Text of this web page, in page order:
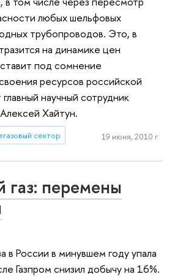
любых шельфовых
трубопроводов. Это, в
на динамике цен
под сомнение
ресурсов российской
научный сотрудник
Хайтун.
сектор 19 июня, 2010 г.
газ: перемены
в России в минувшем году упала
Газпром снизил добычу на 16%.